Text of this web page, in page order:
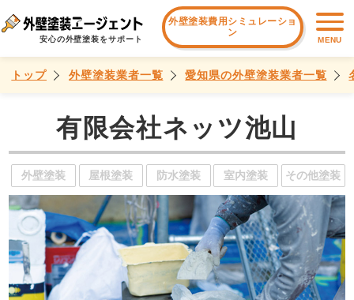
安心の外壁塗装をサポート
外壁塗装費用シミュレーショ
ン
MENU
トップ 外壁塗装業者一覧 愛知県の外壁塗装業者一覧
有限会社ネッツ池山
外壁塗装 屋根塗装 防水塗装 室内塗装 その他塗装